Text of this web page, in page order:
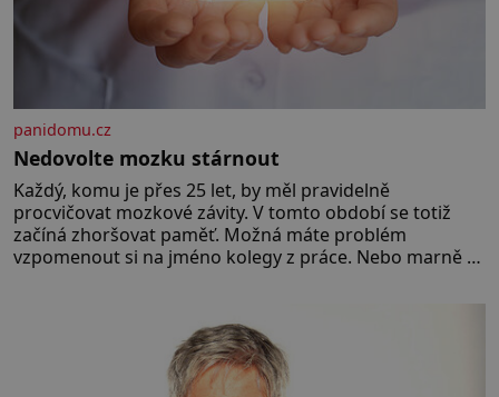
panidomu.cz
Nedovolte mozku stárnout
Každý, komu je přes 25 let, by měl pravidelně
procvičovat mozkové závity. V tomto období se totiž
začíná zhoršovat paměť. Možná máte problém
vzpomenout si na jméno kolegy z práce. Nebo marně v
rozhodla stávkovat. Cvičte